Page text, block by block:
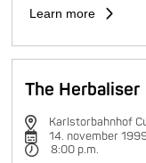
Learn more
The Herbaliser
Karlstorbahnhof
14. november
8:00 p.m.